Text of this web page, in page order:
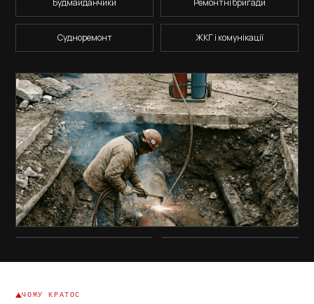
Будмайданчики Ремонтні бригади
Судноремонт ЖКГ і комунікації
ЧОМУ КРАТОС